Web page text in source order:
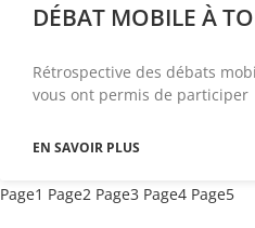
DÉBAT MOBILE À
Rétrospective des débats
vous ont permis de participer
EN SAVOIR PLUS
Page1 Page2 Page3 Page4 Page5